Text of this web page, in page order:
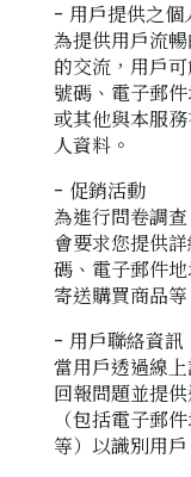
- 用戶提供之個
為提供用戶流
的交流，用戶
號碼、電子郵
或其他與本服
人資料。
- 促銷活動
為進行問卷調
會要求您提供
碼、電子郵件
寄送購買商品等
- 用戶聯絡資訊
當用戶透過線
回報問題並提
（包括電子郵
等）以識別用戶